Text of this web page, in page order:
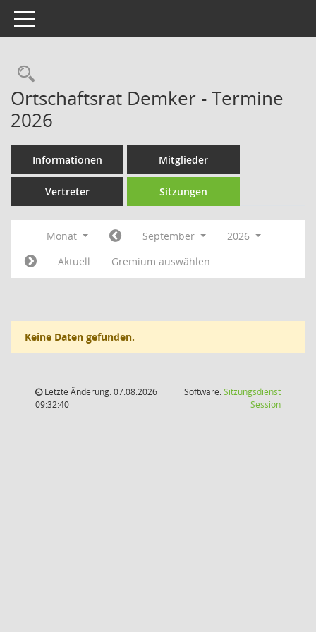
Toggle navigation
Rechercheauswahl
Ortschaftsrat Demker - Termine
2026
Informationen Mitglieder
Vertreter Sitzungen
Monat September
2026
Aktuell
Gremium auswählen
Keine Daten gefunden.
Letzte Änderung: 07.08.2026
09:32:40
Software:Sitzungsdienst
Session(Wird in